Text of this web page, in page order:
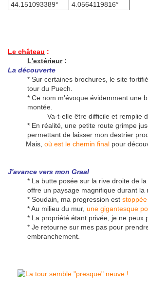
44.151093389°
4.0564119816°
Le château :
L'extérieur:
La découverte
* Sur certaines brochures, le site
tour du Puech.
* Ce nom m'évoque évidemment une
montée.
Va-t-elle être difficile et remplie
* En réalité, une petite route grimpe
permettant de laisser mon destrier
Mais, où est le chemin finalpour
J'avance vers mon Graal
* La butte posée sur la rive droite de
offre un paysage magnifique durant la
* Soudain, ma progression est
* Au milieu du mur, une gigantesque
* La propriété étant privée, je ne peux
* Je retourne sur mes pas pour
embranchement.